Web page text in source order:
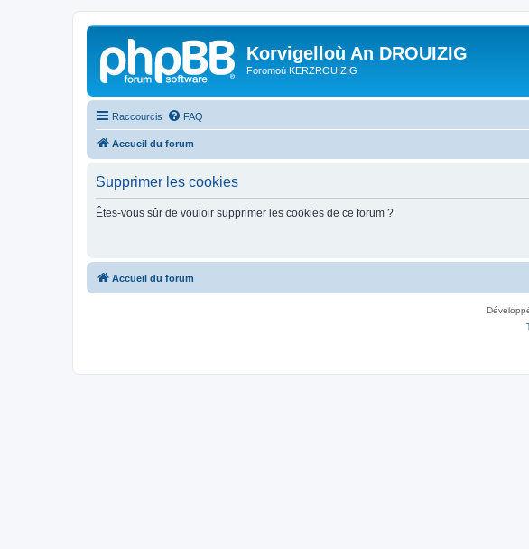
Korvigelloù An DROUIZIG
Foromoù KERZROUIZIG
Raccourcis FAQ
Accueil du forum
Supprimer les cookies
Êtes-vous sûr de vouloir supprimer les cookies de ce forum ?
Accueil du forum